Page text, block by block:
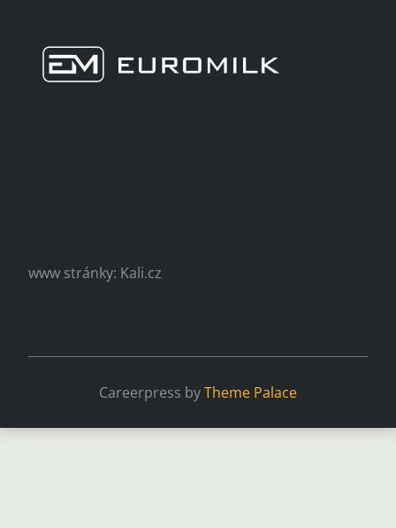
www stránky: Kali.cz
Careerpress byTheme Palace